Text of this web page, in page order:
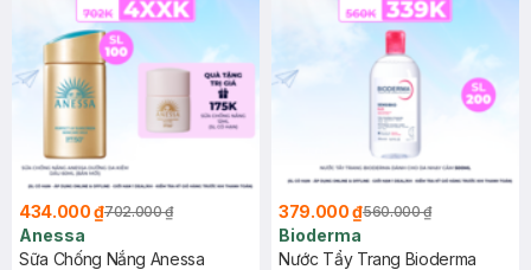
434.000 ₫702.000 ₫
Anessa
Sữa Chống Nắng Anessa
379.000 ₫560.000 ₫
Bioderma
Nước Tẩy Trang Bioderma